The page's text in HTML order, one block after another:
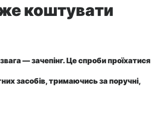
коштувати
— зачепінг. Це спроби проїхатися
засобів, тримаючись за поручні,